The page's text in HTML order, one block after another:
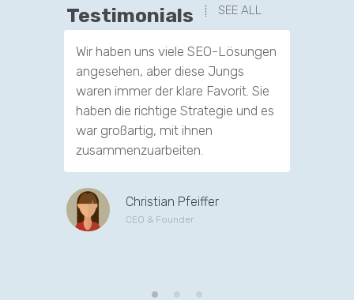
Testimonials SEE ALL
Wir haben uns viele SEO-Lösungen
angesehen, aber diese Jungs
waren immer der klare Favorit. Sie
haben die richtige Strategie und es
war großartig, mit ihnen
zusammenzuarbeiten.
Christian Pfeiffer
CEO & Founder